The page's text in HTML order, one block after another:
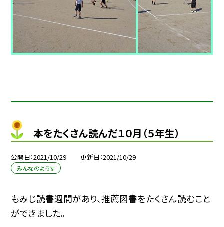
本をたくさん読んだ１０月（５年生）
公開日 2021/10/29 更新日 2021/10/29
みんなのようす
もみじ読書週間があり、推薦図書をたくさん読むこと
ができました。